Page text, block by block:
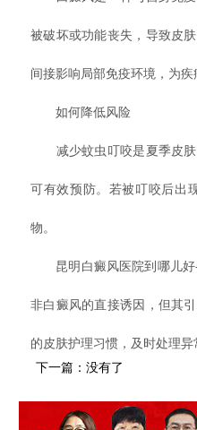
被破坏或功能丧失，导致皮
间接影响局部免疫环境，为疾
如何降低风险
减少蚊虫叮咬是夏季皮肤
可有效预防。若被叮咬后出
物。
昆明白癜风医院到哪儿好-
非白癜风的直接诱因，但其
的皮肤护理习惯，及时处理异
下一篇：没有了